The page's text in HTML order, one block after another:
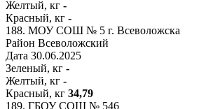
Желтый, кг -
Красный, кг -
188. МОУ СОШ № 5 г. Всеволожска
Район Всеволожский
Дата 30.06.2025
Зеленый, кг -
Желтый, кг -
Красный, кг 34,79
189. ГБОУ СОШ № 546